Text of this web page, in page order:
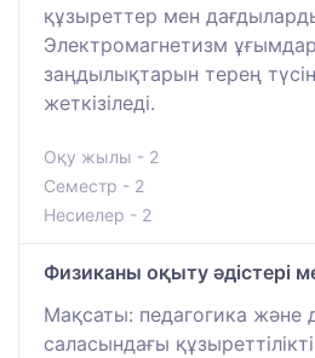
құзыреттер мен
Электромагнетизм
заңдылықтарын терең
жеткізіледі.
Оқу жылы - 2
Семестр - 2
Несиелер - 2
Физиканы оқыту әдістері
Мақсаты: педагогика және
саласындағы